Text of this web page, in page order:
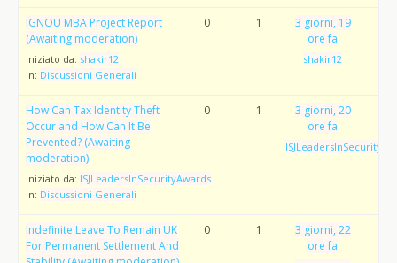
IGNOU MBA Project Report
(Awaiting moderation)
Iniziato da: shakir12
in: Discussioni Generali
0 1
3 giorni, 19
ore fa
shakir12
How Can Tax Identity Theft
Occur and How Can It Be
Prevented? (Awaiting
moderation)
Iniziato da: ISJLeadersInSecurityAwards
in: Discussioni Generali
0 1
3 giorni, 20
ore fa
Indefinite Leave To Remain UK
For Permanent Settlement And
0 1
3 giorni, 22
ore fa